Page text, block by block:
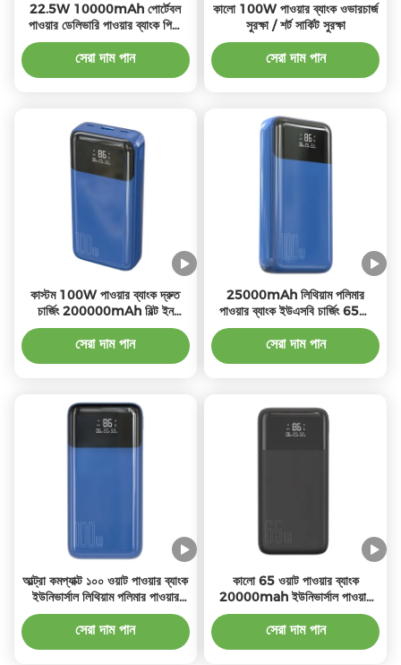
22.5W 10000mAh পোর্টেবল
পাওয়ার ডেলিভারি পাওয়ার ব্যাংক পিডি
চার্জিং সহ
সেরা দাম পান
কালো 100W পাওয়ার ব্যাংক ওভারচার্জ
সুরক্ষা / শর্ট সার্কিট সুরক্ষা
সেরা দাম পান
কাস্টম 100W পাওয়ার ব্যাংক দ্রুত
চার্জিং 200000mAh বিল্ট ইন
ফ্ল্যাশলাইট ওভারচার্জ সুরক্ষা
সেরা দাম পান
25000mAh লিথিয়াম পলিমার
পাওয়ার ব্যাংক ইউএসবি চার্জিং 65W
টাইপ-সি 1 30W টাইপ-সি 2 আউটপুট
সহ
সেরা দাম পান
আল্ট্রা কমপ্যাক্ট ১০০ ওয়াট পাওয়ার ব্যাংক
ইউনিভার্সাল লিথিয়াম পলিমার পাওয়ার
ব্যাংক
সেরা দাম পান
কালো 65 ওয়াট পাওয়ার ব্যাংক
20000mah ইউনিভার্সাল পাওয়ার
ব্যাংক বিল্ট ইন ফ্ল্যাশলাইট
সেরা দাম পান